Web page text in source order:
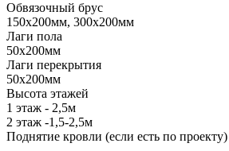
Обвязочный брус
150х200мм, 300х200мм
Лаги пола
50х200мм
Лаги перекрытия
50х200мм
Высота этажей
1 этаж - 2,5м
2 этаж -1,5-2,5м
Поднятие кровли (если есть по проекту)